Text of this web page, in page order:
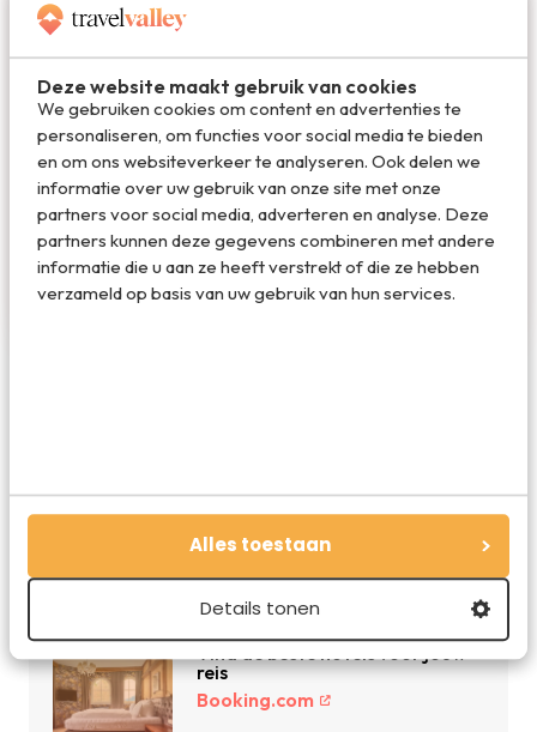
Deze website maakt gebruik van cookies
We gebruiken cookies om content en advertenties te
personaliseren, om functies voor social media te bieden
en om ons websiteverkeer te analyseren. Ook delen we
informatie over uw gebruik van onze site met onze
partners voor social media, adverteren en analyse. Deze
partners kunnen deze gegevens combineren met andere
informatie die u aan ze heeft verstrekt of die ze hebben
verzameld op basis van uw gebruik van hun services.
Alles toestaan
Details tonen
Marloes de Hooge
Marloes is oprichter en hoofdredacteur van
Travelvalley. Ze schreef de succesvolle
reisboeken Bucketlist Reizen, Bucketlist
Stedentrips en Waanzinnige Roadtrips. Ze is gek
op schrijven, reizen en hardlopen.
Vakantie 2026: de beste
vakanties en aanbiedingen
Vakantiediscounter.nl
Vind de beste hotels voor jouw
reis
Booking.com